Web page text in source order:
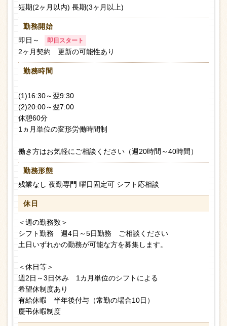
短期(2ヶ月以内) 長期(3ヶ月以上)
勤務開始
即日～
即日スタート
2ヶ月契約 更新の可能性あり
勤務時間
(1)16:30～翌9:30
(2)20:00～翌7:00
休憩60分
1ヵ月単位の変形労働時間制
働き方はお気軽にご相談ください（週20時間～40時間）
勤務形態
残業なし 夜勤専門 曜日固定可 シフト応相談
休日
＜週の勤務数＞
シフト勤務 週4日～5日勤務 ご相談ください
土日いずれかの勤務が可能な方を募集します。
＜休日等＞
週2日～3日休み 1カ月単位のシフトによる
希望休制度あり
有給休暇 半年後付与（常勤の場合10日）
慶弔休暇制度